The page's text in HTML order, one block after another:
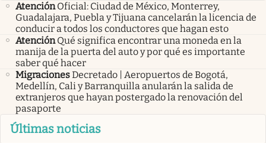
Atención Oficial: Ciudad de México, Monterrey,
Guadalajara, Puebla y Tijuana cancelarán la licencia de
conducir a todos los conductores que hagan esto
Atención Qué significa encontrar una moneda en la
manija de la puerta del auto y por qué es importante
saber qué hacer
MigracionesDecretado | Aeropuertos de Bogotá,
Medellín, Cali y Barranquilla anularán la salida de
extranjeros que hayan postergado la renovación del
pasaporte
Últimas noticias